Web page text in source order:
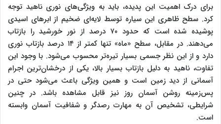
برای درک اهمیت این پدیده، باید به ویژگی‌های نوری ناهید توجه
کرد. سطح ظاهری این سیاره توسط لایه‌ای ضخیم از ابر‌های اسیدی
پوشیده شده است که حدود ۷۰ درصد از نور خورشید را بازتاب
می‌دهند. در مقابل، سطح «ماه» تنها کمتر از ۱۴ درصد بازتاب نوری
دارد و از این نظر جسمی بسیار تیره‌تر محسوب می‌شود. با وجود این
تفاوت، ناهید به دلیل بازتاب بسیار بالا، یکی از درخشان‌ترین اجرام
آسمانی از دید زمین است و همین ویژگی باعث می‌شود حتی در
پس‌زمینه روشن آسمان روز نیز قابل مشاهده باشد. در چنین
شرایطی، تشخیص آن به مهارت رصدگر و شفافیت آسمان وابسته
است.